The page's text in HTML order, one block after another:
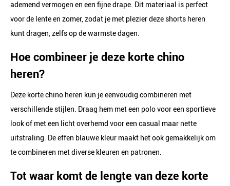
ademend vermogen en een fijne drape. Dit materiaal is perfect
voor de lente en zomer, zodat je met plezier deze shorts heren
kunt dragen, zelfs op de warmste dagen.
Hoe combineer je deze korte chino
heren?
Deze korte chino heren kun je eenvoudig combineren met
verschillende stijlen. Draag hem met een polo voor een sportieve
look of met een licht overhemd voor een casual maar nette
uitstraling. De effen blauwe kleur maakt het ook gemakkelijk om
te combineren met diverse kleuren en patronen.
Tot waar komt de lengte van deze korte